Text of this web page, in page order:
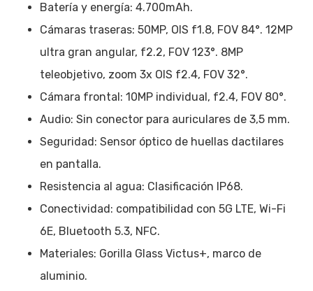
Batería y energía: 4.700mAh.
Cámaras traseras: 50MP, OIS f1.8, FOV 84°. 12MP
ultra gran angular, f2.2, FOV 123°. 8MP
teleobjetivo, zoom 3x OIS f2.4, FOV 32°.
Cámara frontal: 10MP individual, f2.4, FOV 80°.
Audio: Sin conector para auriculares de 3,5 mm.
Seguridad: Sensor óptico de huellas dactilares
en pantalla.
Resistencia al agua: Clasificación IP68.
Conectividad: compatibilidad con 5G LTE, Wi-Fi
6E, Bluetooth 5.3, NFC.
Materiales: Gorilla Glass Victus+, marco de
aluminio.